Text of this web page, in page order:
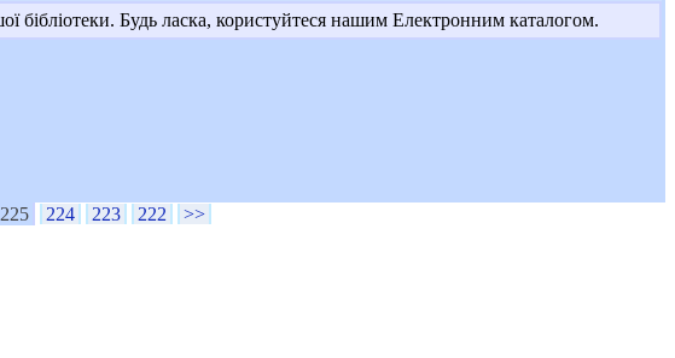
Будь ласка, користуйтеся нашим Електронним каталогом.
225 224 223 222 >>